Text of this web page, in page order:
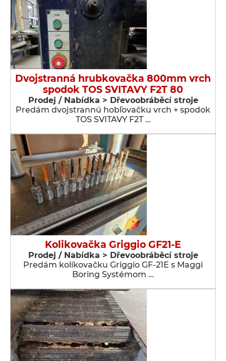
Dvojstranná hrubkovačka 800mm vrch
spodok TOS SVITAVY F2T 80
Prodej / Nabídka > Dřevoobráběcí stroje
Predám dvojstrannú hobľovačku vrch + spodok
TOS SVITAVY F2T …
Kolikovačka Griggio GF21-E
Prodej / Nabídka > Dřevoobráběcí stroje
Predám kolíkovačku Griggio GF-21E s Maggi
Boring Systémom …